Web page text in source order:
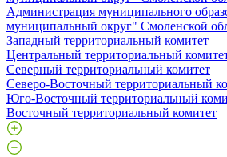
Администрация муниципального
муниципальный округ" Смоленской
Западный территориальный комитет
Центральный территориальный
Северный территориальный комитет
Северо-Восточный территориальный
Юго-Восточный территориальный
Восточный территориальный комитет